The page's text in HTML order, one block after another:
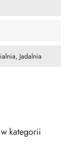
Jadalnia
kategorii